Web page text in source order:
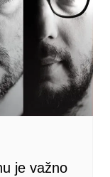
je važno